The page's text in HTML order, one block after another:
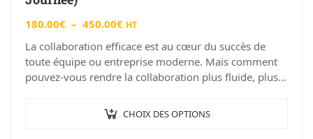
180.00€ – 450.00€ HT
La collaboration efficace est au cœur du succès de
toute équipe ou entreprise moderne. Mais comment
pouvez-vous rendre la collaboration plus fluide, plus
CHOIX DES OPTIONS